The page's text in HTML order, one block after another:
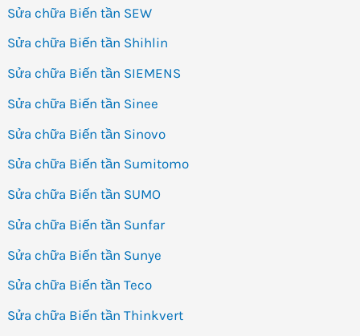
Sửa chữa Biến tần SEW
Sửa chữa Biến tần Shihlin
Sửa chữa Biến tần SIEMENS
Sửa chữa Biến tần Sinee
Sửa chữa Biến tần Sinovo
Sửa chữa Biến tần Sumitomo
Sửa chữa Biến tần SUMO
Sửa chữa Biến tần Sunfar
Sửa chữa Biến tần Sunye
Sửa chữa Biến tần Teco
Sửa chữa Biến tần Thinkvert